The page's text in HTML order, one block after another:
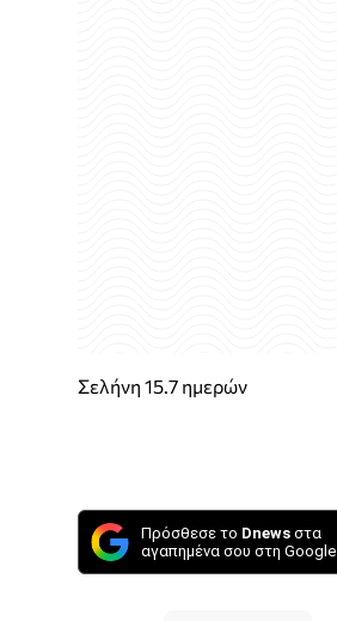
Σελήνη 15.7 ημερών
Πρόσθεσε το Dnews στα
αγαπημένα σου στη Google